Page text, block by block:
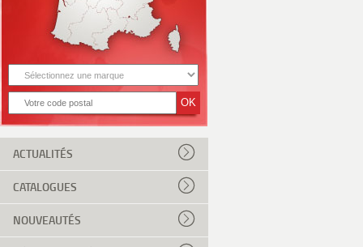
ACTUALITÉS
CATALOGUES
NOUVEAUTÉS